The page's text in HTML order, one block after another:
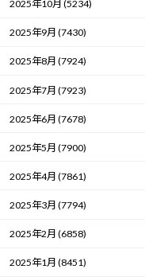
2025年10月 (5234)
2025年9月 (7430)
2025年8月 (7924)
2025年7月 (7923)
2025年6月 (7678)
2025年5月 (7900)
2025年4月 (7861)
2025年3月 (7794)
2025年2月 (6858)
2025年1月 (8451)